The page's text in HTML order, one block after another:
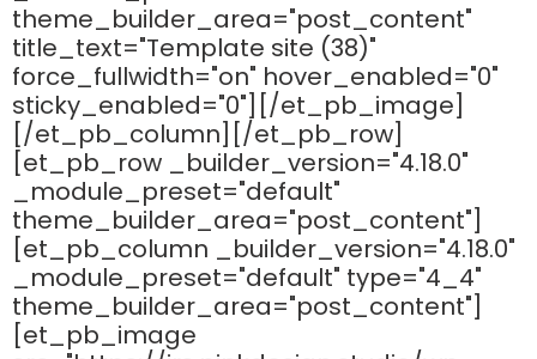
theme_builder_area="post_content"
title_text="Template site (38)"
force_fullwidth="on" hover_enabled="0"
sticky_enabled="0"][/et_pb_image]
[/et_pb_column][/et_pb_row]
[et_pb_row _builder_version="4.18.0"
_module_preset="default"
theme_builder_area="post_content"]
[et_pb_column _builder_version="4.18.0"
_module_preset="default" type="4_4"
theme_builder_area="post_content"]
[et_pb_image